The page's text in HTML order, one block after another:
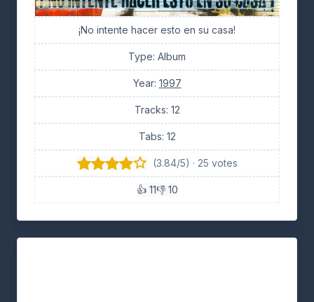
¡No intente hacer esto en su casa!
Type: Album
Year: 1997
Tracks: 12
Tabs: 12
(3.84/5) · 25 votes
👍 11👎 10